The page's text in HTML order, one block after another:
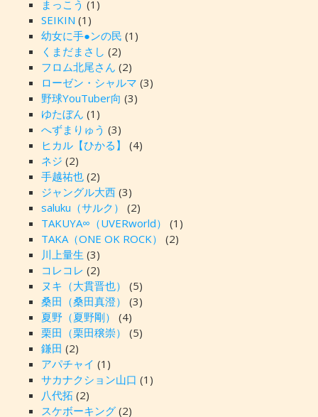
まっこう (1)
SEIKIN (1)
幼女に手●ンの民 (1)
くまだまさし (2)
フロム北尾さん (2)
ローゼン・シャルマ (3)
野球YouTuber向 (3)
ゆたぼん (1)
へずまりゅう (3)
ヒカル【ひかる】
(4)
ネジ (2)
手越祐也(2)
ジャングル大西(3)
saluku（サルク）
(2)
TAKUYA∞（UVERworld）
(1)
TAKA（ONE OK ROCK）
(2)
川上量生 (3)
コレコレ (2)
ヌキ（大貫晋也）
(5)
桑田（桑田真澄）
(3)
夏野（夏野剛）
(4)
栗田（栗田穣崇）
(5)
鎌田 (2)
アパチャイ (1)
サカナクション山口 (1)
八代拓 (2)
スケボーキング(2)